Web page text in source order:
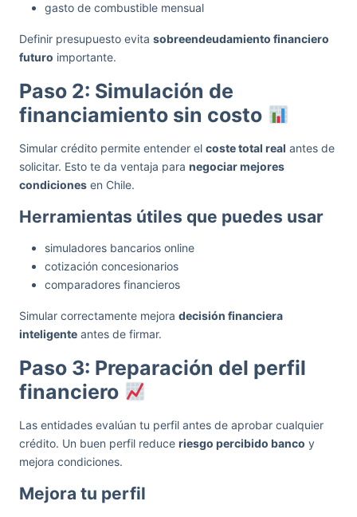
gasto de combustible mensual
Definir presupuesto evita sobreendeudamiento financiero
futuro importante.
Paso 2: Simulación de
financiamiento sin costo
Simular crédito permite entender el coste total real antes de
solicitar. Esto te da ventaja para negociar mejores
condiciones en Chile.
Herramientas útiles que puedes usar
simuladores bancarios online
cotización concesionarios
comparadores financieros
Simular correctamente mejora decisión financiera
inteligente antes de firmar.
Paso 3: Preparación del perfil
financiero
Las entidades evalúan tu perfil antes de aprobar cualquier
crédito. Un buen perfil reduce riesgo percibido banco y
mejora condiciones.
Mejora tu perfil